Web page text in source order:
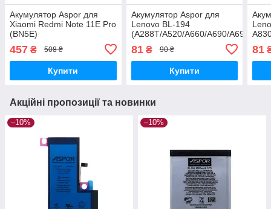
Акумулятор Aspor для
Xiaomi Redmi Note 11E Pro
(BN5E)
457 ₴ 508 ₴
Купити
Акумулятор Aspor для
Lenovo BL-194
(A288T/A520/A660/A690/A698t/
81₴ 90 ₴
Купити
81
Акційні пропозиції та новинки
–10% –10%